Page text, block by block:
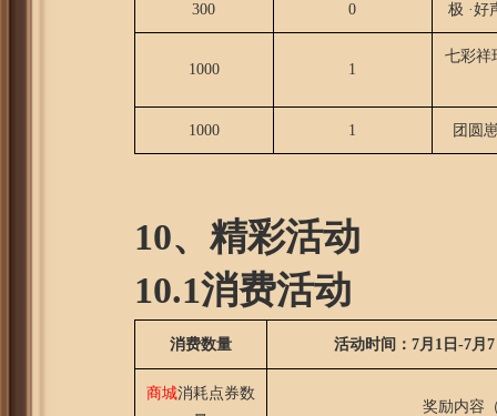
300 0 极 ·好
1000 1
七彩祥
1000 1 团圆
10、精彩活动
10.1消费活动
消费数量 活动时间：7月1日-7月
商城消耗点券数
奖励内容